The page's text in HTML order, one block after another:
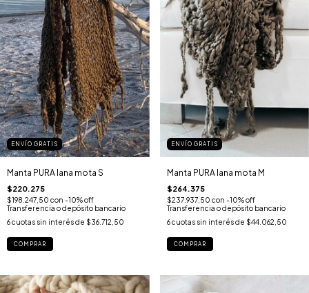
ENVÍO GRATIS
Manta PURA lana mota S
$220.275
$198.247,50 con -10% off
Transferencia o depósito bancario
6cuotas sin interés de $36.712,50
COMPRAR
ENVÍO GRATIS
Manta PURA lana mota M
$264.375
$237.937,50 con -10% off
Transferencia o depósito bancario
6 cuotas sin interés de $44.062,50
COMPRAR